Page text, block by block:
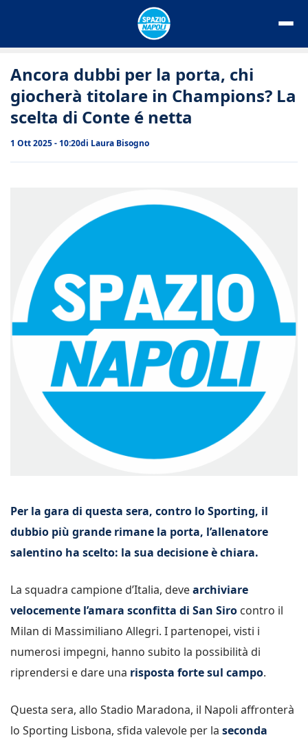
Ancora dubbi per la porta, chi
giocherà titolare in Champions? La
scelta di Conte é netta
1 Ott 2025 - 10:20di Laura Bisogno
Per la gara di questa sera, contro lo Sporting, il
dubbio più grande rimane la porta, l’allenatore
salentino ha scelto: la sua decisione è chiara.
La squadra campione d’Italia, devearchiviare
velocemente l’amara sconfitta di San Siro contro il
Milan di Massimiliano Allegri. I partenopei, visti i
numerosi impegni, hanno subito la possibilità di
riprendersi e dare una risposta forte sul campo.
Questa sera, allo Stadio Maradona, il Napoli affronterà
lo Sporting Lisbona, sfida valevole per la seconda